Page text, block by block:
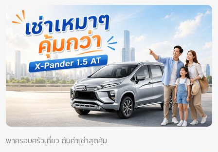
พาครอบครัวเที่ยว กับค่าเช่าสุดคุ้ม